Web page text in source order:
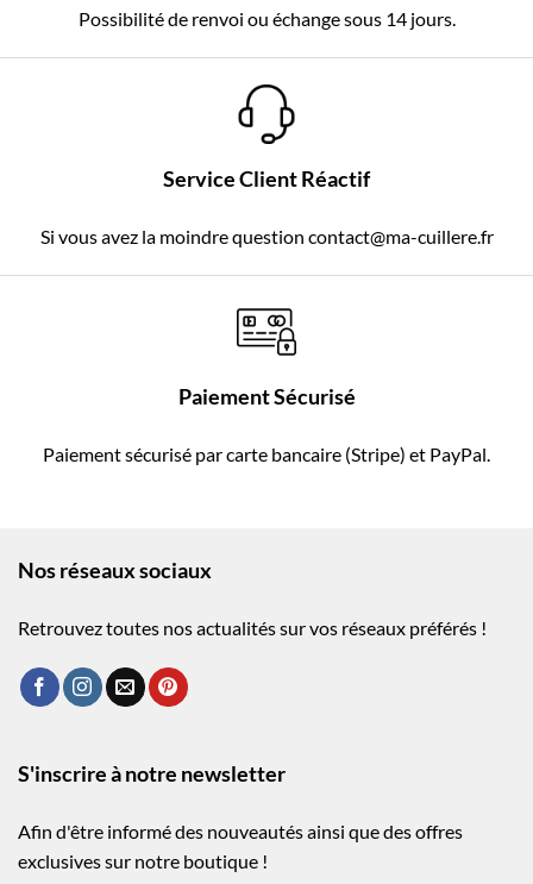
Possibilité de renvoi ou échange sous 14 jours.
Service Client Réactif
Si vous avez la moindre question contact@ma-cuillere.fr
Paiement Sécurisé
Paiement sécurisé par carte bancaire (Stripe) et PayPal.
Nos réseaux sociaux
Retrouvez toutes nos actualités sur vos réseaux préférés !
S'inscrire à notre newsletter
Afin d'être informé des nouveautés ainsi que des offres
exclusives sur notre boutique !